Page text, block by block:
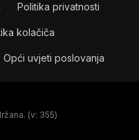
Politika privatnosti
kolačiča
Opći uvjeti poslovanja
(v: 355)